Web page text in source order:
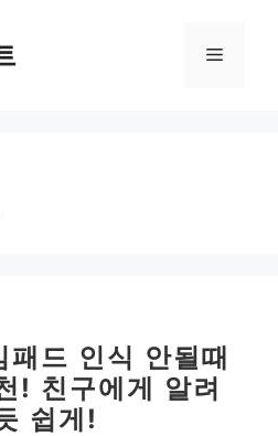
메
패드 인식 안될때
! 친구에게 알려
쉽게!